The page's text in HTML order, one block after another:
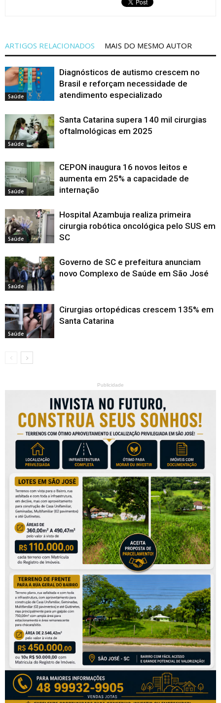
ARTIGOS RELACIONADOS MAIS DO MESMO AUTOR
Saúde
Diagnósticos de autismo crescem no
Brasil e reforçam necessidade de
atendimento especializado
Saúde
Santa Catarina supera 140 mil cirurgias
oftalmológicas em 2025
Saúde
CEPON inaugura 16 novos leitos e
aumenta em 25% a capacidade de
internação
Saúde
Hospital Azambuja realiza primeira
cirurgia robótica oncológica pelo SUS em
SC
Saúde
Governo de SC e prefeitura anunciam
novo Complexo de Saúde em São José
Saúde
Cirurgias ortopédicas crescem 135% em
Santa Catarina
Publicidade